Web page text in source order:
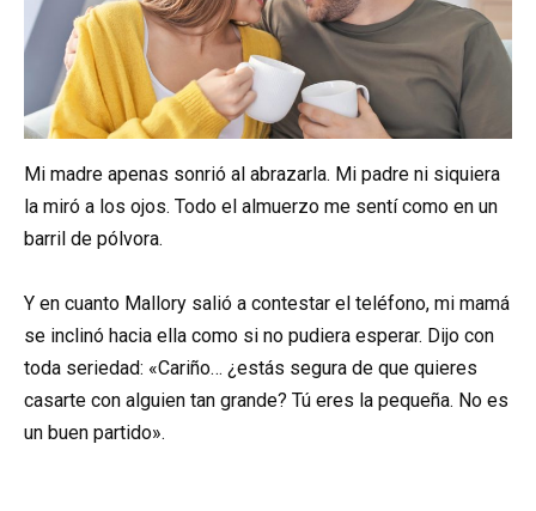
Mi madre apenas sonrió al abrazarla. Mi padre ni siquiera
la miró a los ojos. Todo el almuerzo me sentí como en un
barril de pólvora.
Y en cuanto Mallory salió a contestar el teléfono, mi mamá
se inclinó hacia ella como si no pudiera esperar. Dijo con
toda seriedad: «Cariño… ¿estás segura de que quieres
casarte con alguien tan grande? Tú eres la pequeña. No es
un buen partido».